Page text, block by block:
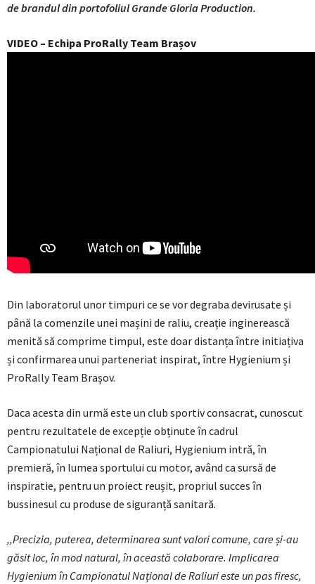
de brandul din portofoliul Grande Gloria Production.
VIDEO – Echipa ProRally Team Brașov
Din laboratorul unor timpuri ce se vor degraba devirusate și
până la comenzile unei mașini de raliu, creație inginerească
menită să comprime timpul, este doar distanța între initiațiva
și confirmarea unui parteneriat inspirat, între Hygienium și
ProRally Team Brașov.
Daca acesta din urmă este un club sportiv consacrat, cunoscut
pentru rezultatele de excepție obținute în cadrul
Campionatului Național de Raliuri, Hygienium intră, în
premieră, în lumea sportului cu motor, având ca sursă de
inspiratie, pentru un proiect reușit, propriul succes în
bussinesul cu produse de siguranță sanitară.
,,Precizia, puterea, determinarea sunt valori comune, care și-au
găsit loc, în mod natural, în această colaborare. Implicarea
Hygienium în Campionatul Național de Raliuri este un pas firesc,